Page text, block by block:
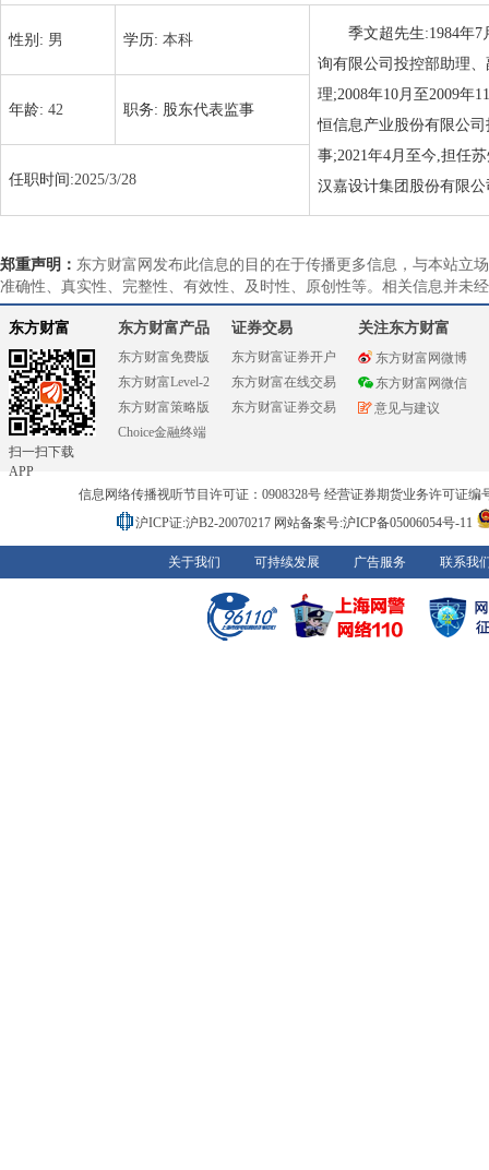
性别: 男 学历: 本科
季文超先生:1984年
询有限公司投控部助理
理;2008年10月至2009年
恒信息产业股份有限公
事;2021年4月至今,担任
汉嘉设计集团股份有限
年龄: 42 职务: 股东代表监事
任职时间:2025/3/28
郑重声明： 东方财富网发布此信息的目的在于传播更多信息，与本站立
准确性、真实性、完整性、有效性、及时性、原创性等。相关信息并未
东方财富
扫一扫下载
APP
东方财富产品
东方财富免费版
东方财富Level-2
东方财富策略版
Choice金融终端
证券交易
东方财富证券开户
东方财富在线交易
东方财富证券交易
关注东方财富
东方财富网微博
东方财富网微信
意见与建议
信息网络传播视听节目许可证：0908328号 经营证券期货业务许可证编
沪ICP证:沪B2-20070217 网站备案号:沪ICP备05006054号-11
关于我们 可持续发展 广告服务 联系我